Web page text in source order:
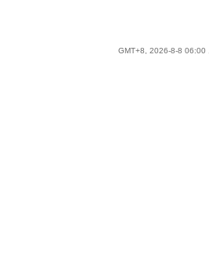
GMT+8, 2026-8-8 06:00